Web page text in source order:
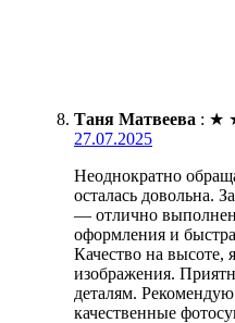
Таня Матвеева : ★
27.07.2025
Неоднократно
осталась довольна.
— отлично
оформления и
Качество на высоте,
изображения.
деталям.
качественные